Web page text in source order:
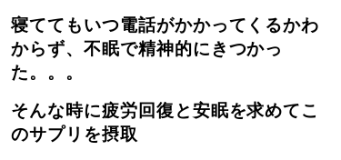
寝ててもいつ電話がかかってくるかわ
からず、不眠で精神的にきつかっ
た。。。
そんな時に疲労回復と安眠を求めてこ
のサプリを摂取